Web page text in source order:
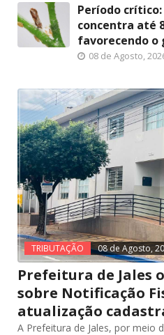
Período
concentra até
favorecendo o
08 de Agosto,
TRIBUTAÇÃO 08 de Agosto,
Prefeitura de Jales
sobre Notificação
atualização
A Prefeitura de Jales, por meio